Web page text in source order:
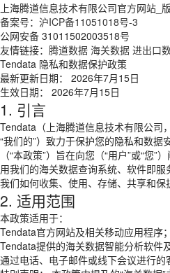
上海腾道信息技术有限公司官方网站_
备案号： 沪ICP备11051018号-3
公网安备 31011502003518号
友情链接： 腾道数据 海关数据 进出口
Tendata 隐私和数据保护政策
最新更新日期： 2026年7月15日
生效日期： 2026年7月15日
1. 引言
Tendata（上海腾道信息技术有限公司
“我们的”）致力于保护您的隐私和数据
（“本政策”）旨在向您（“用户”或“您
用我们的海关数据查询系统、软件即服
我们如何收集、使用、存储、共享和保
2. 适用范围
本政策适用于：
Tendata官方网站及相关移动应用程序；
Tendata提供的海关数据智能分析软件
通过电话、电子邮件或线下会议进行的